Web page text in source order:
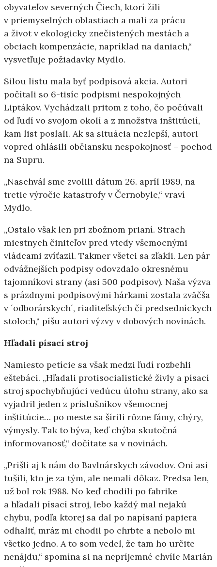
obyvateľov severných Čiech, ktorí žili
v priemyselných oblastiach a mali za prácu
a život v ekologicky znečistených mestách a
obciach kompenzácie, napríklad na daniach,“
vysvetľuje požiadavky Mydlo.
Silou listu mala byť podpisová akcia. Autori
počítali so 6-tisíc podpismi nespokojných
Liptákov. Vychádzali pritom z toho, čo počúvali
od ľudí vo svojom okolí a z množstva inštitúcií,
kam list poslali. Ak sa situácia nezlepší, autori
vopred ohlásili občiansku nespokojnosť – pochod
na Supru.
„Naschvál sme zvolili dátum 26. apríl 1989, na
tretie výročie katastrofy v Černobyle,“ vraví
Mydlo.
„Ostalo však len pri zbožnom prianí. Strach
miestnych činiteľov pred vtedy všemocnými
vládcami zvíťazil. Takmer všetci sa zľakli. Len pár
odvážnejších podpisy odovzdalo okresnému
tajomníkovi strany (asi 500 podpisov). Naša výzva
s prázdnymi podpisovými hárkami zostala zväčša
v ´odborárskych´, riaditeľských či predsedníckych
stoloch,“ píšu autori výzvy v dobových novinách.
Hľadali písací stroj
Namiesto petície sa však medzi ľudí rozbehli
eštebáci. „Hľadali protisocialistické živly a písací
stroj spochybňujúci vedúcu úlohu strany, ako sa
vyjadril jeden z príslušníkov všemocnej
inštitúcie… po meste sa šírili rôzne fámy, chýry,
výmysly. Tak to býva, keď chýba skutočná
informovanosť,“ dočítate sa v novinách.
„Prišli aj k nám do Bavlnárskych závodov. Oni asi
tušili, kto je za tým, ale nemali dôkaz. Predsa len,
už bol rok 1988. No keď chodili po fabrike
a hľadali písací stroj, lebo každý mal nejakú
chybu, podľa ktorej sa dal po napísaní papiera
odhaliť, mráz mi chodil po chrbte a nebolo mi
všetko jedno. A to som vedel, že tam ho určite
nenájdu,“ spomína si na nepríjemné chvíle Marián